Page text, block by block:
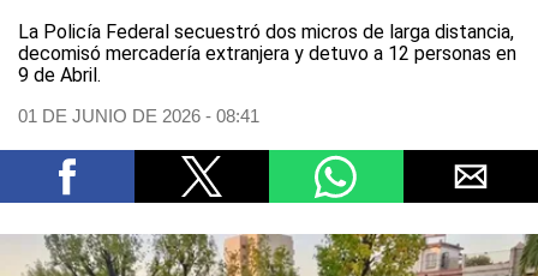
La Policía Federal secuestró dos micros de larga distancia,
decomisó mercadería extranjera y detuvo a 12 personas en
9 de Abril.
01 DE JUNIO DE 2026 - 08:41